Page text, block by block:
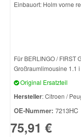
Einbauort: Holm vorne
Für BERLINGO / FIRST
Großraumlimousine 1.1 i
Original Ersatzteil
Hersteller: Citroen /
OE-Nummer: 7213HC
75,91 €